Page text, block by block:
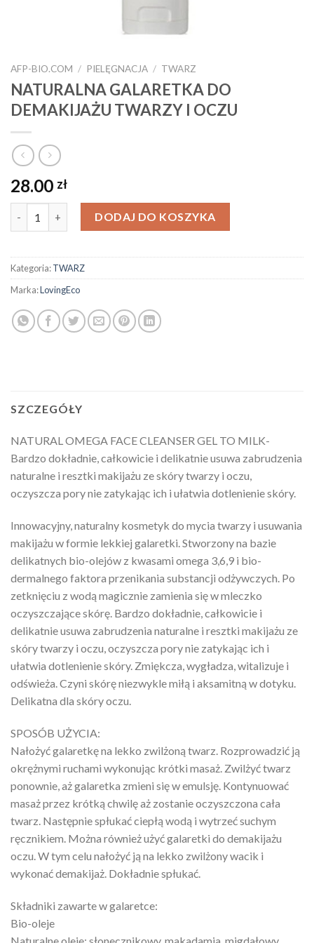
AFP-BIO.COM / PIELĘGNACJA / TWARZ
NATURALNA GALARETKA DO
DEMAKIJAŻU TWARZY I OCZU
28.00 zł
ilość NATURALNA GALARETKA DO DEMAKIJAŻU TWARZY I
DODAJ DO KOSZYKA
Kategoria:TWARZ
Marka:LovingEco
SZCZEGÓŁY
NATURAL OMEGA FACE CLEANSER GEL TO MILK-
Bardzo dokładnie, całkowicie i delikatnie usuwa zabrudzenia
naturalne i resztki makijażu ze skóry twarzy i oczu,
oczyszcza pory nie zatykając ich i ułatwia dotlenienie skóry.
Innowacyjny, naturalny kosmetyk do mycia twarzy i usuwania
makijażu w formie lekkiej galaretki. Stworzony na bazie
delikatnych bio-olejów z kwasami omega 3,6,9 i bio-
dermalnego faktora przenikania substancji odżywczych. Po
zetknięciu z wodą magicznie zamienia się w mleczko
oczyszczające skórę. Bardzo dokładnie, całkowicie i
delikatnie usuwa zabrudzenia naturalne i resztki makijażu ze
skóry twarzy i oczu, oczyszcza pory nie zatykając ich i
ułatwia dotlenienie skóry. Zmiękcza, wygładza, witalizuje i
odświeża. Czyni skórę niezwykle miłą i aksamitną w dotyku.
Delikatna dla skóry oczu.
SPOSÓB UŻYCIA:
Nałożyć galaretkę na lekko zwilżoną twarz. Rozprowadzić ją
okrężnymi ruchami wykonując krótki masaż. Zwilżyć twarz
ponownie, aż galaretka zmieni się w emulsję. Kontynuować
masaż przez krótką chwilę aż zostanie oczyszczona cała
twarz. Następnie spłukać ciepłą wodą i wytrzeć suchym
ręcznikiem. Można również użyć galaretki do demakijażu
oczu. W tym celu nałożyć ją na lekko zwilżony wacik i
wykonać demakijaż. Dokładnie spłukać.
Składniki zawarte w galaretce:
Bio-oleje